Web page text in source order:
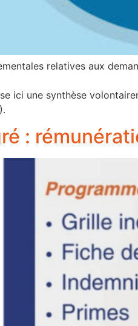
relatives aux
ici une synthèse
: